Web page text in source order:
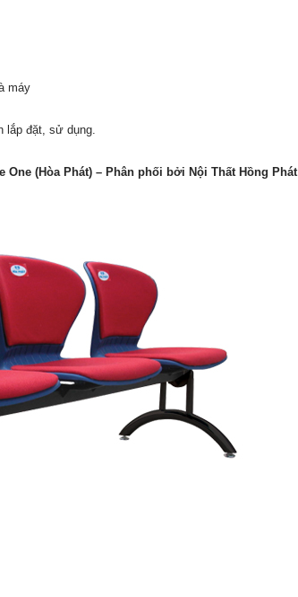
máy
đặt, sử dụng.
One (Hòa Phát) – Phân phối bởi Nội Thất Hồng Phát